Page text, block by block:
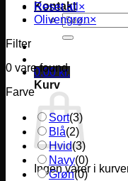
Kontakt
Søg
efter:
0,00 kr.
Kurv
Ingen varer i
Reset all ×
Olivengrøn×
Filter
0 vare found
Farve
Sort(3)
Blå(2)
Hvid(3)
Navy(0)
Grøn(0)